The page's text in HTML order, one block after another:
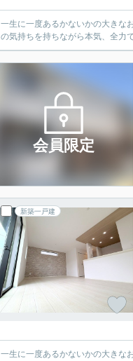
一生に一度あるかないかの大きな
の気持ちを持ちながら本気、全力
会員限定
新築一戸建
一生に一度あるかないかの大きな